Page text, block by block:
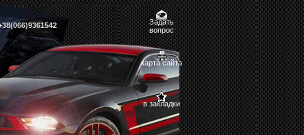
Задать
вопрос
карта сайта
в закладки